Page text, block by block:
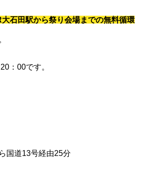
石田駅から祭り会場までの無料循環
：00です。
国道13号経由25分